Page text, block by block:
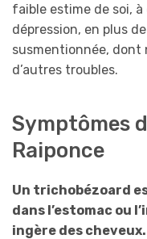
faible estime de soi, à
dépression, en plus
susmentionnée, dont
d’autres troubles.
Symptômes
Raiponce
Un trichobézoard
dans l’estomac ou
ingère des cheveux.